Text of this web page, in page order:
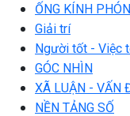
ỐNG KÍNH
Giải trí
Người tốt - Việc
GÓC NHÌN
XÃ LUẬN - VẤN
NỀN TẢNG SỐ